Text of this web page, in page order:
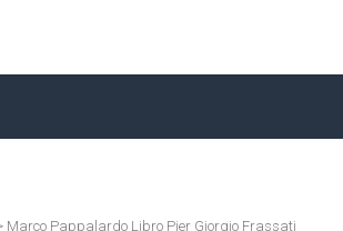
Marco Pappalardo Libro Pier Giorgio Frassati